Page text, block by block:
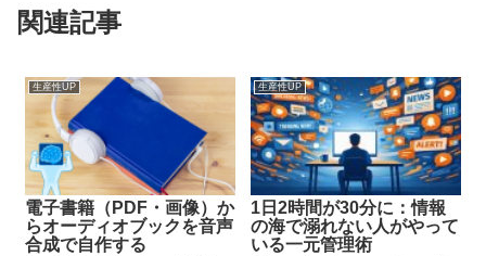
関連記事
生産性UP
電子書籍（PDF・画像）か
らオーディオブックを音声
合成で自作する
生産性UP
1日2時間が30分に：情報
の海で溺れない人がやって
いる一元管理術